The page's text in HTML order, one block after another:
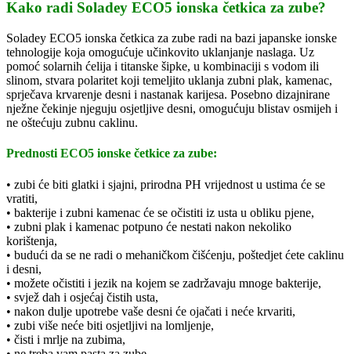
Kako radi Soladey ECO5 ionska četkica za zube?
Soladey ECO5 ionska četkica za zube radi na bazi japanske ionske
tehnologije koja omogućuje učinkovito uklanjanje naslaga. Uz
pomoć solarnih ćelija i titanske šipke, u kombinaciji s vodom ili
slinom, stvara polaritet koji temeljito uklanja zubni plak, kamenac,
sprječava krvarenje desni i nastanak karijesa. Posebno dizajnirane
nježne čekinje njeguju osjetljive desni, omogućuju blistav osmijeh i
ne oštećuju zubnu caklinu.
Prednosti ECO5 ionske četkice za zube:
• zubi će biti glatki i sjajni, prirodna PH vrijednost u ustima će se
vratiti,
• bakterije i zubni kamenac će se očistiti iz usta u obliku pjene,
• zubni plak i kamenac potpuno će nestati nakon nekoliko
korištenja,
• budući da se ne radi o mehaničkom čišćenju, poštedjet ćete caklinu
i desni,
• možete očistiti i jezik na kojem se zadržavaju mnoge bakterije,
• svjež dah i osjećaj čistih usta,
• nakon dulje upotrebe vaše desni će ojačati i neće krvariti,
• zubi više neće biti osjetljivi na lomljenje,
• čisti i mrlje na zubima,